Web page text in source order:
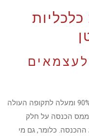
של 90% ומעלה לתקופה העולה
ממס הכנסה על חלק
כלומר, גם מי